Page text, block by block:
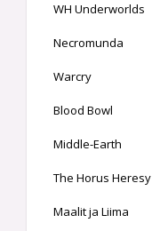
WH Underworlds
Necromunda
Warcry
Blood Bowl
Middle-Earth
The Horus Heresy
Maalit ja Liima